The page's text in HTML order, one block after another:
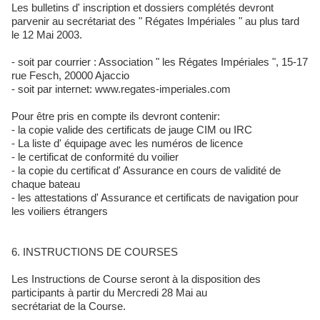
Les bulletins d' inscription et dossiers complétés devront
parvenir au secrétariat des " Régates Impériales " au plus tard
le 12 Mai 2003.
- soit par courrier : Association " les Régates Impériales ", 15-17
rue Fesch, 20000 Ajaccio
- soit par internet: www.regates-imperiales.com
Pour être pris en compte ils devront contenir:
- la copie valide des certificats de jauge CIM ou IRC
- La liste d' équipage avec les numéros de licence
- le certificat de conformité du voilier
- la copie du certificat d' Assurance en cours de validité de
chaque bateau
- les attestations d' Assurance et certificats de navigation pour
les voiliers étrangers
6. INSTRUCTIONS DE COURSES
Les Instructions de Course seront à la disposition des
participants à partir du Mercredi 28 Mai au
secrétariat de la Course.